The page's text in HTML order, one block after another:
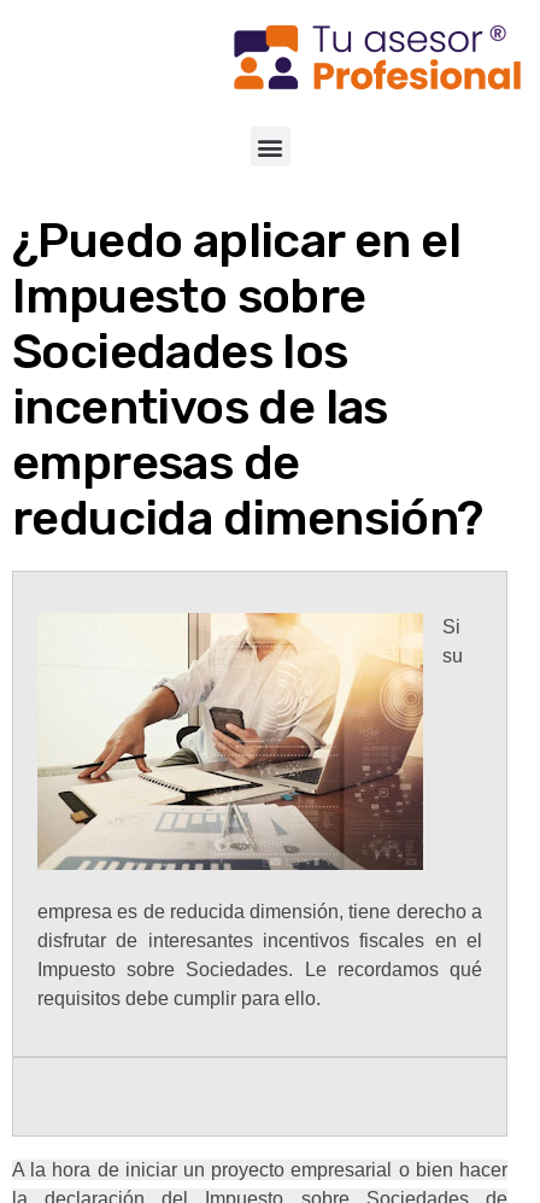
¿Puedo aplicar en el
Impuesto sobre
Sociedades los
incentivos de las
empresas de
reducida dimensión?
Si
su
empresa es de reducida dimensión, tiene derecho a
disfrutar de interesantes incentivos fiscales en el
Impuesto sobre Sociedades. Le recordamos qué
requisitos debe cumplir para ello.
A la hora de iniciar un proyecto empresarial o bien hacer
la declaración del Impuesto sobre Sociedades de